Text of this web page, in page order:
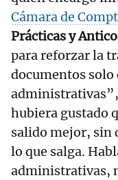
Cámara de
Prácticas y
para reforzar la
documentos
hubiera gustado
salido mejor, sin
lo que salga.
administrativas,